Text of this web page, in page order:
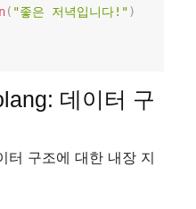
( "좋은 저녁입니다!")
데이터 구
터 구조에 대한 내장 지